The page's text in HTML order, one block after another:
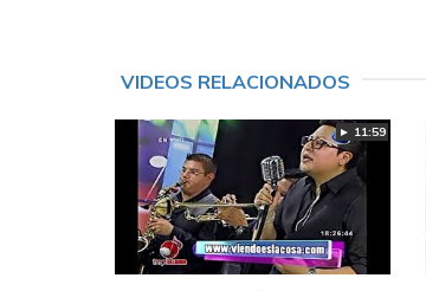
VIDEOS RELACIONADOS
► 11:59